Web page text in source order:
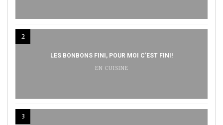
2
LES BONBONS FINI, POUR MOI C’EST FINI!
EN CUISINE
3